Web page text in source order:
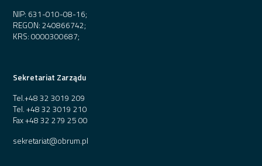
NIP: 631-010-08-16;
REGON: 240866742;
KRS: 0000300687;
Sekretariat Zarządu
Tel.+48 32 3019 209
Tel.+48 32 3019 210
Fax+48 32 279 25 00
sekretariat@obrum.pl